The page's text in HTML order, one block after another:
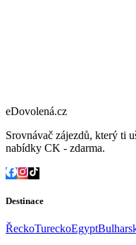
eDovolená.cz
Srovnávač zájezdů, který ti
nabídky CK - zdarma.
Destinace
ŘeckoTureckoEgypt